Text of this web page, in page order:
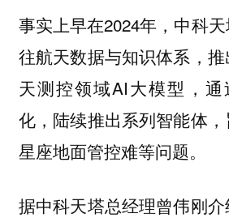
事实上早在2024年，中科
往航天数据与知识体系，
天测控领域AI大模型，
化，陆续推出系列智能体
星座地面管控难等问题。
据中科天塔总经理曾伟刚